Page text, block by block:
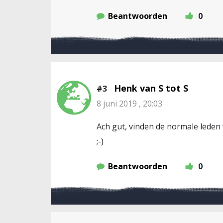
Beantwoorden 0
#3 Henk van S tot S
8 juni 2019 , 20:03
Ach gut, vinden de normale
;-)
Beantwoorden 0